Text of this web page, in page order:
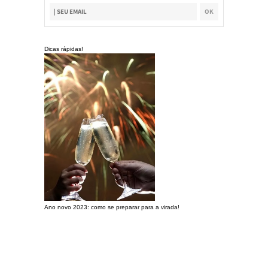
Dicas rápidas!
Ano novo 2023: como se preparar para a virada!